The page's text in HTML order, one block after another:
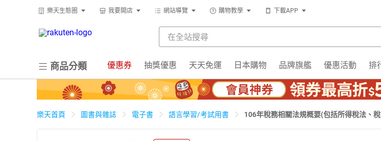
樂天生態圈 我要開店 網站導覽 購物教學 下載APP
商品分類 優惠券 抽獎優惠 天天免運 日本購物 品牌旗艦 優惠活動 排
樂天首頁 圖書與雜誌 電子書 語言學習/考試用書 106年稅務相關法規概要(包括所得稅法、